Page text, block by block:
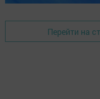
Перейти на